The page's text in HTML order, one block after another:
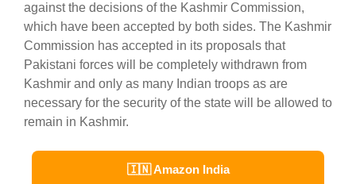
against the decisions of the Kashmir Commission,
which have been accepted by both sides. The Kashmir
Commission has accepted in its proposals that
Pakistani forces will be completely withdrawn from
Kashmir and only as many Indian troops as are
necessary for the security of the state will be allowed to
remain in Kashmir.
🇮🇳 Amazon India